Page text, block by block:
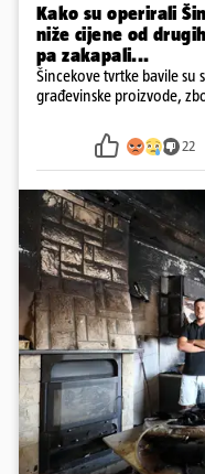
Kako su operirali
niže cijene od
pa zakapali...
Šincekove tvrtke bavile su
građevinske proizvode,
22